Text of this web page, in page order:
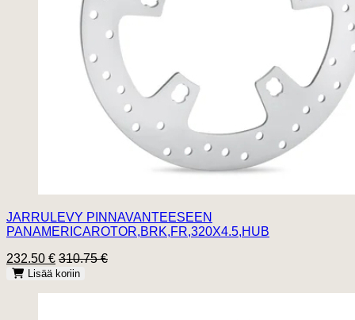
JARRULEVY PINNAVANTEESEEN
PANAMERICAROTOR,BRK,FR,320X4.5,HUB
232.50 € 310.75 €
Lisää koriin